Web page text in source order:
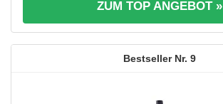
ZUM TOP ANGEBOT »
9